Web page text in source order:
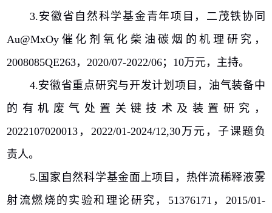
3.安徽省自然科学基金青年项目，二茂铁协同
Au@MxOy 催化剂氧化柴油碳烟的机理研究，
2008085QE263， 2020/07-2022/06； 10万元，主持。
4.安徽省重点研究与开发计划项目，油气装备中
的有机废气处置关键技术及装置研究，
2022107020013 ， 2022/01-2024/12,30万元，子课题负
责人。
5. 国家自然科学基金面上项目，热伴流稀释液雾
射流燃烧的实验和理论研究， 51376171 ， 2015/01-